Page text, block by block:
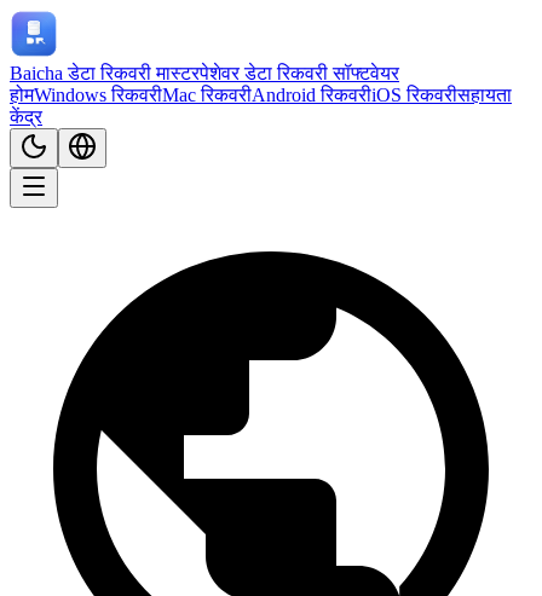
Baicha डेटा रिकवरी मास्टरपेशेवर डेटा रिकवरी सॉफ्टवेयर
होमWindows रिकवरीMac रिकवरीAndroid रिकवरीiOS रिकवरीसहायता
केंद्र